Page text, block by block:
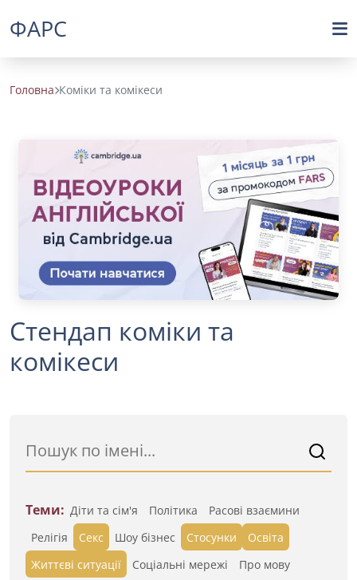
ФАРС
Головна Коміки та комікеси
Стендап коміки та
комікеси
Теми: Діти та сім'я Політика
Расові взаємини
Релігія
Секс Шоу бізнес Стосунки
Освіта
Життєві ситуації
Cоціальні мережі Про мову